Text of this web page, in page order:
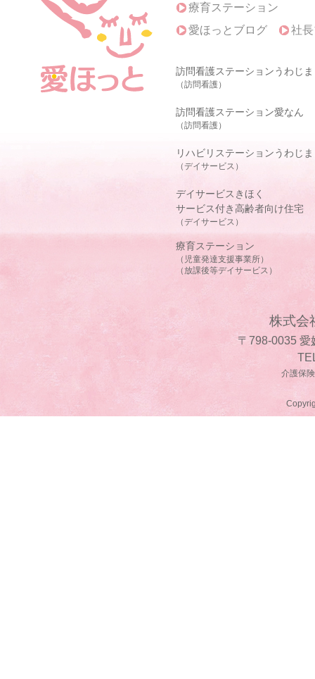
療育ステーション
愛ほっとブログ
社
訪問看護ステーションうわじま
（訪問看護）
訪問看護ステーション愛なん
（訪問看護）
リハビリステーションうわじま
（デイサービス）
デイサービスきほく
サービス付き高齢者向け住宅
（デイサービス）
療育ステーション
（児童発達支援事業所）
（放課後等デイサービス）
株式会
〒798-0035 愛
介護保